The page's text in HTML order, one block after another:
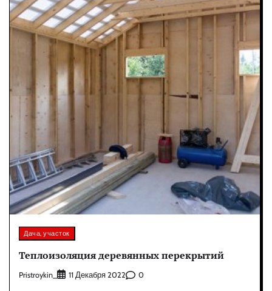
Дача, участок
Теплоизоляция деревянных перекрытий
Pristroykin_ 11 Декабря 2022 0